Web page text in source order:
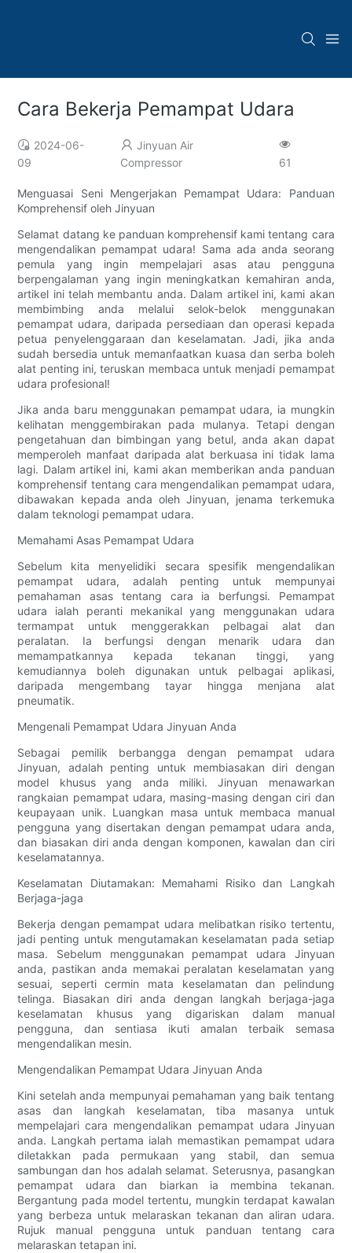
Cara Bekerja Pemampat Udara
2024-06-
09
Jinyuan Air
Compressor
61
Menguasai Seni Mengerjakan Pemampat Udara: Panduan
Komprehensif oleh Jinyuan
Selamat datang ke panduan komprehensif kami tentang cara
mengendalikan pemampat udara! Sama ada anda seorang
pemula yang ingin mempelajari asas atau pengguna
berpengalaman yang ingin meningkatkan kemahiran anda,
artikel ini telah membantu anda. Dalam artikel ini, kami akan
membimbing anda melalui selok-belok menggunakan
pemampat udara, daripada persediaan dan operasi kepada
petua penyelenggaraan dan keselamatan. Jadi, jika anda
sudah bersedia untuk memanfaatkan kuasa dan serba boleh
alat penting ini, teruskan membaca untuk menjadi pemampat
udara profesional!
Jika anda baru menggunakan pemampat udara, ia mungkin
kelihatan menggembirakan pada mulanya. Tetapi dengan
pengetahuan dan bimbingan yang betul, anda akan dapat
memperoleh manfaat daripada alat berkuasa ini tidak lama
lagi. Dalam artikel ini, kami akan memberikan anda panduan
komprehensif tentang cara mengendalikan pemampat udara,
dibawakan kepada anda oleh Jinyuan, jenama terkemuka
dalam teknologi pemampat udara.
Memahami Asas Pemampat Udara
Sebelum kita menyelidiki secara spesifik mengendalikan
pemampat udara, adalah penting untuk mempunyai
pemahaman asas tentang cara ia berfungsi. Pemampat
udara ialah peranti mekanikal yang menggunakan udara
termampat untuk menggerakkan pelbagai alat dan
peralatan. Ia berfungsi dengan menarik udara dan
memampatkannya kepada tekanan tinggi, yang
kemudiannya boleh digunakan untuk pelbagai aplikasi,
daripada mengembang tayar hingga menjana alat
pneumatik.
Mengenali Pemampat Udara Jinyuan Anda
Sebagai pemilik berbangga dengan pemampat udara
Jinyuan, adalah penting untuk membiasakan diri dengan
model khusus yang anda miliki. Jinyuan menawarkan
rangkaian pemampat udara, masing-masing dengan ciri dan
keupayaan unik. Luangkan masa untuk membaca manual
pengguna yang disertakan dengan pemampat udara anda,
dan biasakan diri anda dengan komponen, kawalan dan ciri
keselamatannya.
Keselamatan Diutamakan: Memahami Risiko dan Langkah
Berjaga-jaga
Bekerja dengan pemampat udara melibatkan risiko tertentu,
jadi penting untuk mengutamakan keselamatan pada setiap
masa. Sebelum menggunakan pemampat udara Jinyuan
anda, pastikan anda memakai peralatan keselamatan yang
sesuai, seperti cermin mata keselamatan dan pelindung
telinga. Biasakan diri anda dengan langkah berjaga-jaga
keselamatan khusus yang digariskan dalam manual
pengguna, dan sentiasa ikuti amalan terbaik semasa
mengendalikan mesin.
Mengendalikan Pemampat Udara Jinyuan Anda
Kini setelah anda mempunyai pemahaman yang baik tentang
asas dan langkah keselamatan, tiba masanya untuk
mempelajari cara mengendalikan pemampat udara Jinyuan
anda. Langkah pertama ialah memastikan pemampat udara
diletakkan pada permukaan yang stabil, dan semua
sambungan dan hos adalah selamat. Seterusnya, pasangkan
pemampat udara dan biarkan ia membina tekanan.
Bergantung pada model tertentu, mungkin terdapat kawalan
yang berbeza untuk melaraskan tekanan dan aliran udara.
Rujuk manual pengguna untuk panduan tentang cara
melaraskan tetapan ini.